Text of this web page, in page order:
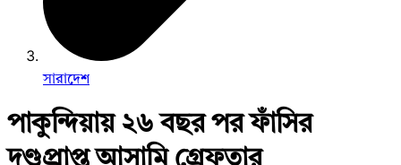
সারাদেশ
পাকুন্দিয়ায় ২৬ বছর পর ফাঁসির
দণ্ডপ্রাপ্ত আসামি গ্রেফতার